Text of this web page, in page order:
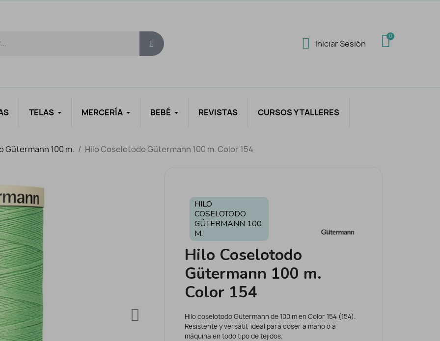
Iniciar Sesión
TELAS MERCERÍA BEBÉ REVISTAS CURSOS Y TALLERES
Gütermann 100 m. Hilo Coselotodo Gütermann 100 m. Color 154
HILO
COSELOTODO
GÜTERMANN 100
M.
Hilo Coselotodo
Gütermann 100 m.
Color 154
Hilo coselotodo Gütermann de 100 m en Color 154 (154).
Resistente y versátil, ideal para coser a mano o a
máquina en todo tipo de tejidos.